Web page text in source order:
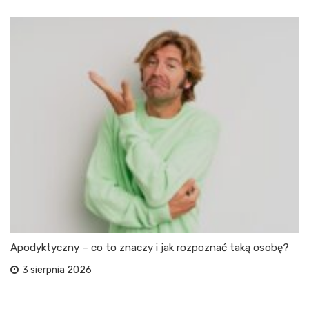
Apodyktyczny – co to znaczy i jak rozpoznać taką osobę?
3 sierpnia 2026